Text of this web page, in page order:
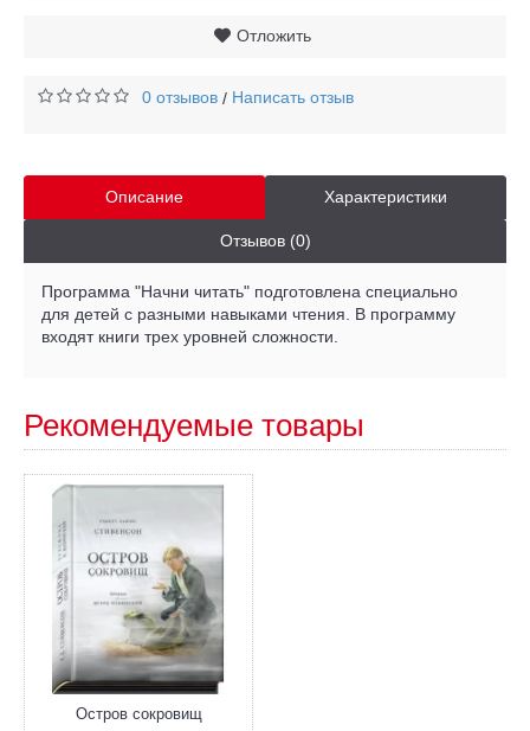
Отложить
0 отзывов / Написать отзыв
Описание Характеристики
Отзывов (0)
Программа "Начни читать" подготовлена специально
для детей с разными навыками чтения. В программу
входят книги трех уровней сложности.
Рекомендуемые товары
Остров сокровищ